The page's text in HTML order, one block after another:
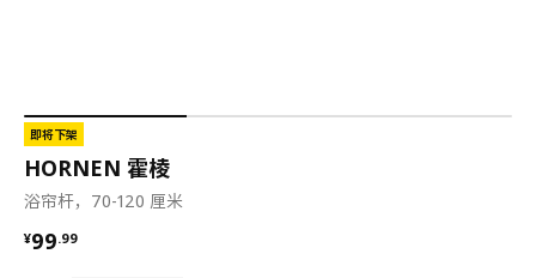
即将下架
HORNEN 霍棱
浴帘杆，70-120 厘米
¥99.99
¥ 99.99